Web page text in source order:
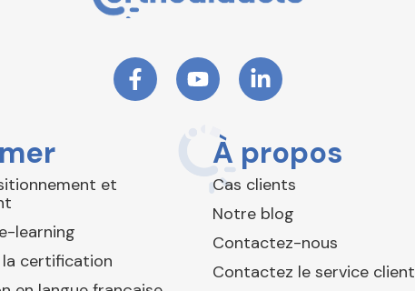
et
learning
la certification
À propos
Cas clients
Notre blog
Contactez-nous
Contactez le service client